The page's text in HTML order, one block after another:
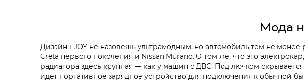
Мода
Дизайн i‑JOY не назовешь ультрамодным, но автомобиль тем не
Creta первого поколения и Nissan Murano. О том же, что это
радиатора здесь крупная — как у машин с ДВС. Под лючком
идет портативное зарядное устройство для подключения к обычной